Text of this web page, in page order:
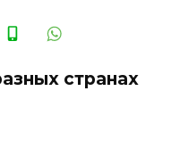
странах